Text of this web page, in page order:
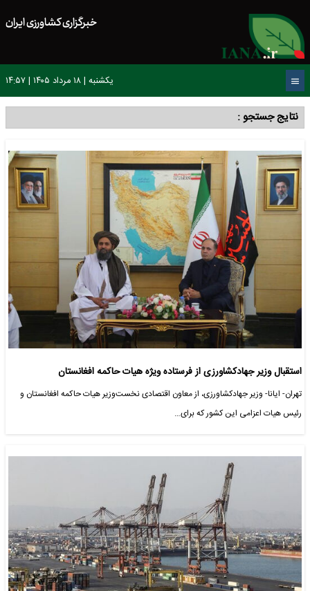
خبرگزاری کشاورزی ایران
یکشنبه | ۱۸ مرداد ۱۴۰۵ | ۱۴:۵۷
نتایج جستجو :
استقبال وزیر جهادکشاورزی از فرستاده ویژه هیات حاکمه افغانستان
تهران- ایانا- وزیر جهادکشاورزی، از معاون اقتصادی نخست‌وزیر هیات حاکمه افغانستان و
رئیس هیات اعزامی این کشور که برای…